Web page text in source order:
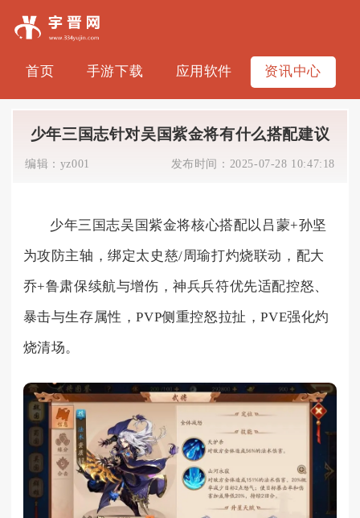
首页 手游下载 应用软件 资讯中心
少年三国志针对吴国紫金将有什么搭配建议
编辑： yz001 发布时间： 2025-07-28 10:47:18
少年三国志吴国紫金将核心搭配以吕蒙+孙坚
为攻防主轴，绑定太史慈/周瑜打灼烧联动，配大
乔+鲁肃保续航与增伤，神兵兵符优先适配控怒、
暴击与生存属性，PVP侧重控怒拉扯，PVE强化灼
烧清场。